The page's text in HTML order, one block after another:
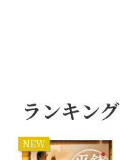
ランキング
NEW